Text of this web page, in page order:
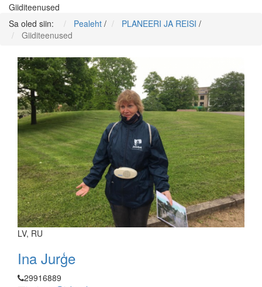
Giiditeenused
Sa oled siin:
Pealeht / PLANEERI JA REISI /
Giiditeenused
LV, RU
Ina Jurģe
29916889